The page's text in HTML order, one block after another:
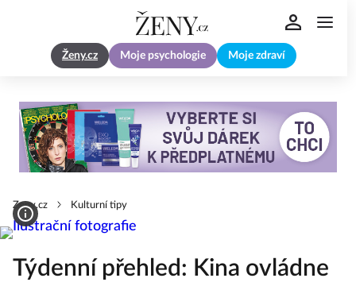
Ženy.cz Moje psychologie Moje zdraví
Zeny.cz Kulturní tipy
Týdenní přehled: Kina ovládne